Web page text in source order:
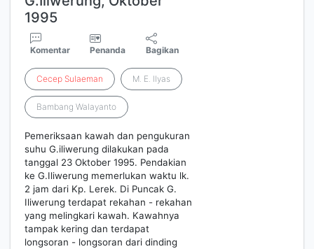
1995
Komentar Penanda Bagikan
Cecep Sulaeman M. E. Ilyas
Bambang Walayanto
Pemeriksaan kawah dan pengukuran
suhu G.iliwerung dilakukan pada
tanggal 23 Oktober 1995. Pendakian
ke G.Iliwerung memerlukan waktu lk.
2 jam dari Kp. Lerek. Di Puncak G.
Iliwerung terdapat rekahan - rekahan
yang melingkari kawah. Kawahnya
tampak kering dan terdapat
longsoran - longsoran dari dinding